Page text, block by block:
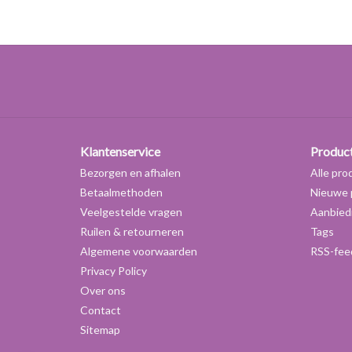
Klantenservice
Bezorgen en afhalen
Betaalmethoden
Veelgestelde vragen
Ruilen & retourneren
Algemene voorwaarden
Privacy Policy
Over ons
Contact
Sitemap
Alle
Nieuwe
Tags
RSS-